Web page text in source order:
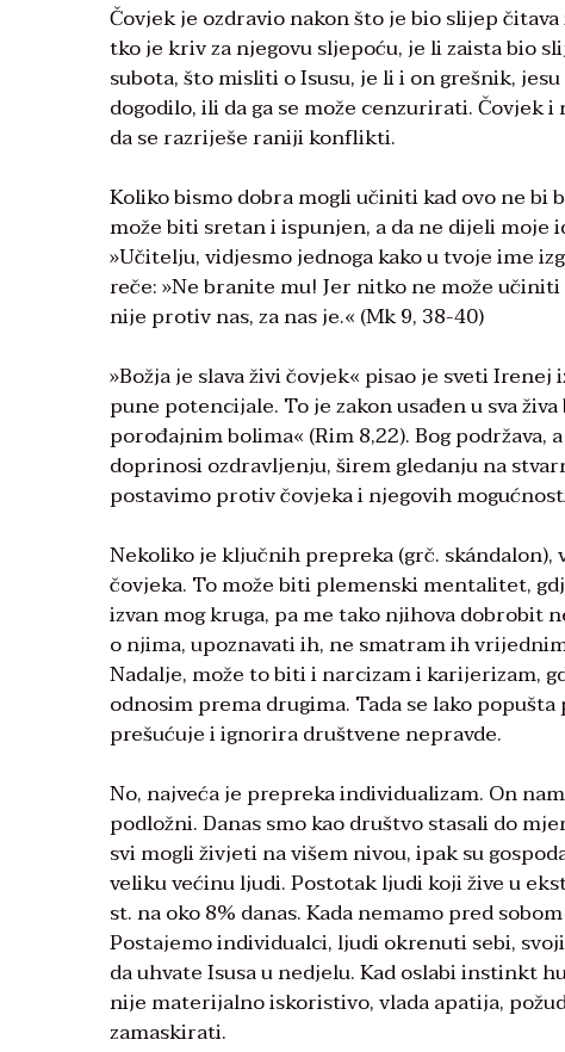
Čovjek je ozdravio nakon što je bio slijep
tko je kriv za njegovu sljepoću, je li zaista bio
subota, što misliti o Isusu, je li i on grešnik,
dogodilo, ili da ga se može cenzurirati. Čovjek
da se razriješe raniji konflikti.
Koliko bismo dobra mogli učiniti kad ovo ne
može biti sretan i ispunjen, a da ne dijeli moje
»Učitelju, vidjesmo jednoga kako u tvoje ime
reče: »Ne branite mu! Jer nitko ne može
nije protiv nas, za nas je.« (Mk 9, 38-40)
»Božja je slava živi čovjek« pisao je sveti
pune potencijale. To je zakon usađen u sva
porođajnim bolima« (Rim 8,22). Bog
doprinosi ozdravljenju, širem gledanju na
postavimo protiv čovjeka i njegovih
Nekoliko je ključnih prepreka (grč.
čovjeka. To može biti plemenski mentalitet,
izvan mog kruga, pa me tako njihova
o njima, upoznavati ih, ne smatram ih
Nadalje, može to biti i narcizam i karijerizam,
odnosim prema drugima. Tada se lako
prešućuje i ignorira društvene nepravde.
No, najveća je prepreka individualizam. On
podložni. Danas smo kao društvo stasali do
svi mogli živjeti na višem nivou, ipak su
veliku većinu ljudi. Postotak ljudi koji žive u
st. na oko 8% danas. Kada nemamo pred
Postajemo individualci, ljudi okrenuti sebi,
da uhvate Isusa u nedjelu. Kad oslabi instinkt
nije materijalno iskoristivo, vlada apatija,
zamaskirati.